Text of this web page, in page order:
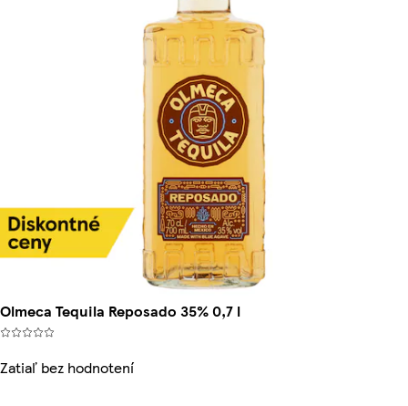
Olmeca Tequila Reposado 35% 0,7 l
Zatiaľ bez hodnotení